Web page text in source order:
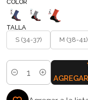
COLOR
TALLA
S (34-37) M (38-41)
Cantidad